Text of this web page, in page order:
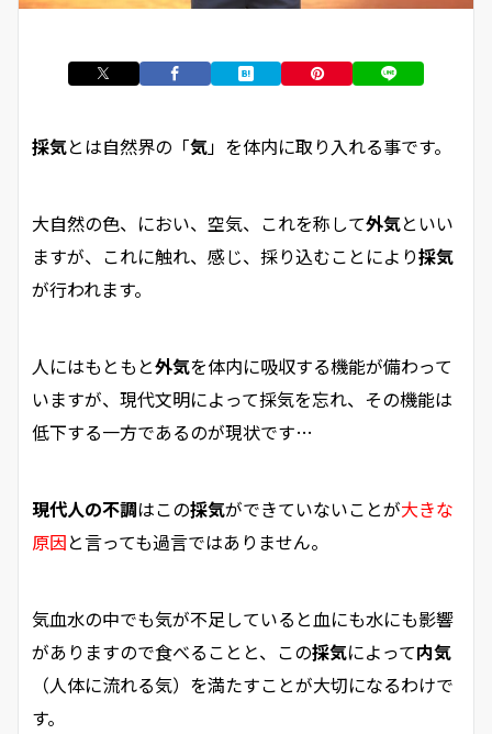
採気とは自然界の「気」を体内に取り入れる事です。
大自然の色、におい、空気、これを称して外気といい
ますが、これに触れ、感じ、採り込むことにより採気
が行われます。
人にはもともと外気を体内に吸収する機能が備わって
いますが、現代文明によって採気を忘れ、その機能は
低下する一方であるのが現状です…
現代人の不調はこの採気ができていないことが大きな
原因と言っても過言ではありません。
気血水の中でも気が不足していると血にも水にも影響
がありますので食べることと、この採気によって内気
（人体に流れる気）を満たすことが大切になるわけで
す。